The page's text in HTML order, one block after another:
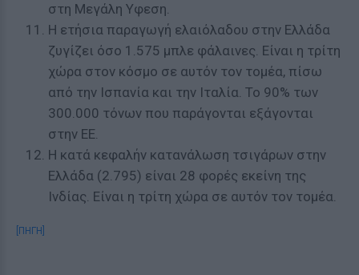
στη Μεγάλη Υφεση.
Η ετήσια παραγωγή ελαιόλαδου στην Ελλάδα
ζυγίζει όσο 1.575 μπλε φάλαινες. Είναι η τρίτη
χώρα στον κόσμο σε αυτόν τον τομέα, πίσω
από την Ισπανία και την Ιταλία. Το 90% των
300.000 τόνων που παράγονται εξάγονται
στην ΕΕ.
Η κατά κεφαλήν κατανάλωση τσιγάρων στην
Ελλάδα (2.795) είναι 28 φορές εκείνη της
Ινδίας. Είναι η τρίτη χώρα σε αυτόν τον τομέα.
[ΠΗΓΗ]